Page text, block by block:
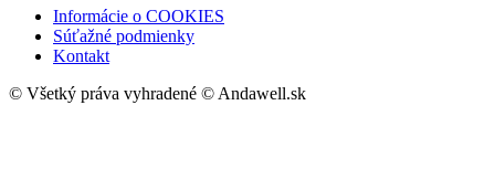
Informácie o COOKIES
Súťažné podmienky
Kontakt
© Všetký práva vyhradené © Andawell.sk